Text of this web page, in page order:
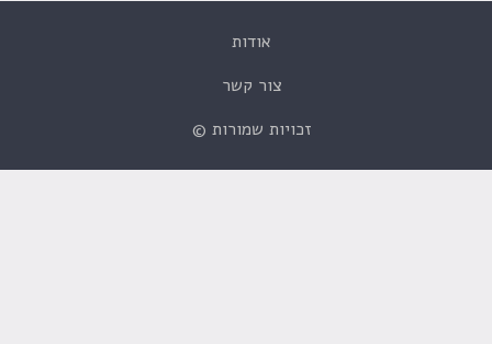
אודות
צור קשר
זכויות שמורות ©